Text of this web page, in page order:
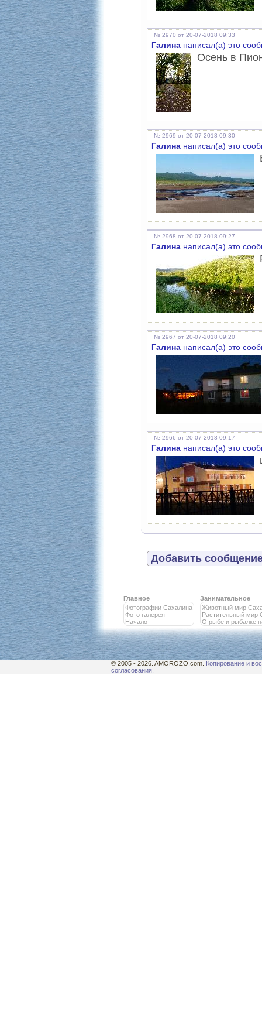
№ 2970 от 20-07-2018 09:33
Галина написал(а) это
Осень в
№ 2969 от 20-07-2018 09:30
Галина написал(а) это
№ 2968 от 20-07-2018 09:27
Галина написал(а) это
№ 2967 от 20-07-2018 09:20
Галина написал(а) это
№ 2966 от 20-07-2018 09:17
Галина написал(а) это
Добавить
Главное
Фотографии Сахалина
Фото галерея
Начало
Занимательное
Животный мир
Растительный мир
О рыбе и рыбалке
© 2005 - 2026. AMOROZO.com. Копирование и
согласования.